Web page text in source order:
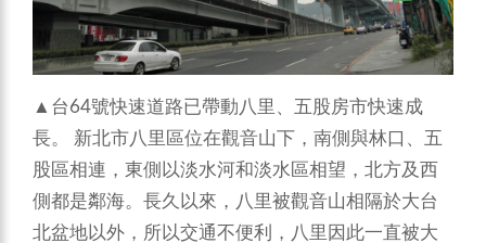
▲台64號快速道路已帶動八里、五股房市快速成
長。 新北市八里區位在觀音山下，南側與林口、五
股區相連，東側以淡水河和淡水區相望，北方及西
側都是鄰海。長久以來，八里被觀音山相隔於大台
北盆地以外，所以交通不便利，八里因此一直被大